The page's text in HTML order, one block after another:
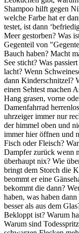
Shampoo hilft gegen
welche Farbe hat er
testet, ist dann
Meer gestorben? Was
Gegenteil von
Bauch haben? Macht
See sticht? Was
lacht? Wenn
dann Kinderschnitzel?
einen Sehtest machen
Hang grasen, vorne
Damenfahrrad
uhrzeiger immer nur
der himmel oben und
immer hier öffnen und
Fisch oder Fleisch?
Dampfer zurück wenn
überhaupt nix? Wie
bringt dem Storch die
beommt er eine
bekommt die dann?
haben, was haben
besser als aus dem
Bekloppt ist? Warum
Warum sind